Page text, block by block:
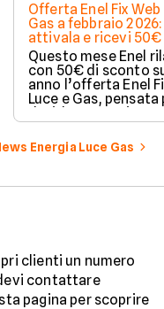
Offerta Enel Fix Web
Gas a febbraio 2026:
attivala e ricevi 50€
sconto
Questo mese Enel
con 50€ di sconto
anno l’offerta Enel
Luce e Gas, pensata
desidera maggiore
e prevedibilità in
Energia Luce Gas
clienti un numero
contattare
pagina per scoprire